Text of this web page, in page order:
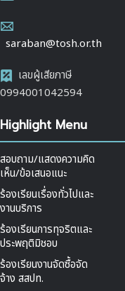
saraban@tosh.or.th
เลขผู้เสียภาษี
0994001042594
Highlight Menu
สอบถาม/แสดงความคิด
เห็น/ข้อเสนอแนะ
ร้องเรียนเรื่องทั่วไปและ
งานบริการ
ร้องเรียนการทุจริตและ
ประพฤติมิชอบ
ร้องเรียนงานจัดซื้อจัด
จ้าง สสปท.